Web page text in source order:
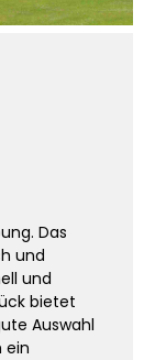
Das
und
und
bietet
Auswahl
ein